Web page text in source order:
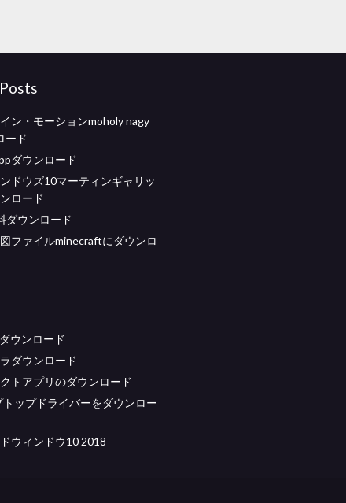
ン・モーションmoholy nagy
ード
ダウンロード
ドウズ10マーティンギャリッ
ロード
ダウンロード
ファイルminecraftにダウンロ
ウンロード
ダウンロード
トアプリのダウンロード
ップドライバーをダウンロー
ウィンドウ10 2018